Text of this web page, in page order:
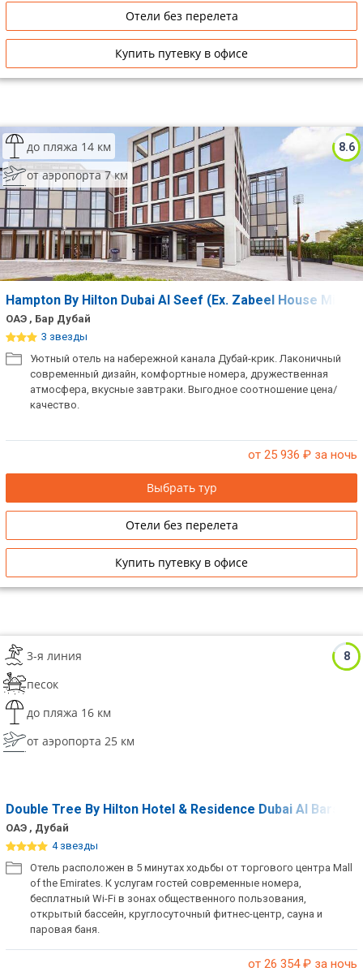
Отели без перелета
Купить путевку в офисе
8.6
до пляжа 14 км
от аэропорта 7 км
Hampton By Hilton Dubai Al Seef (Ex. Zabeel House Mini
ОАЭ , Бар Дубай
3 звезды
Уютный отель на набережной канала Дубай-крик. Лаконичный
современный дизайн, комфортные номера, дружественная
атмосфера, вкусные завтраки. Выгодное соотношение цена/
качество.
от 25 936 ₽ за ночь
Выбрать тур
Отели без перелета
Купить путевку в офисе
8
3-я линия
песок
до пляжа 16 км
от аэропорта 25 км
Double Tree By Hilton Hotel & Residence Dubai Al Barsha
ОАЭ , Дубай
4 звезды
Отель расположен в 5 минутах ходьбы от торгового центра Mall
of the Emirates. К услугам гостей современные номера,
бесплатный Wi-Fi в зонах общественного пользования,
открытый бассейн, круглосуточный фитнес-центр, сауна и
паровая баня.
от 26 354₽ за ночь